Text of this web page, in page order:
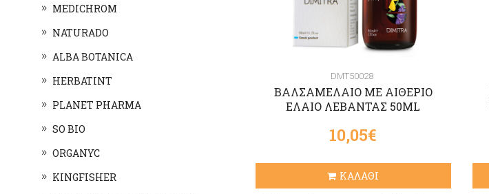
MEDICHROM
NATURADO
ALBA BOTANICA
HERBATINT
PLANET PHARMA
SO BIO
ORGANYC
KINGFISHER
DMT50028
ΒΑΛΣΑΜΕΛΑΙΟ ΜΕ ΑΙΘΕΡΙΟ
ΕΛΑΙΟ ΛΕΒΑΝΤΑΣ 50ML
10,05€
ΚΑΛΑΘΙ